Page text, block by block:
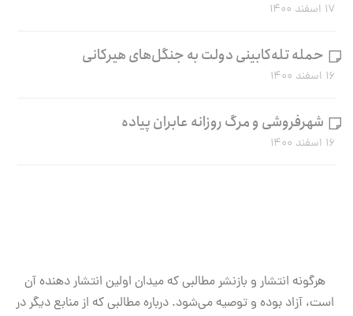
۱۷ اسفند ۱۴۰۰
حمله تله‌کابینی دولت به جنگل‌های هیرکانی
۱۶ اسفند ۱۴۰۰
شهرفروشی و مرگ روزانه عابران پیاده
۱۶ اسفند ۱۴۰۰
هرگونه انتشار و بازنشر مطالبی که میدان اولین انتشار دهنده آن
است، آزاد بوده و توصیه می‌شود. درباره مطالبی که از منابع دیگر در